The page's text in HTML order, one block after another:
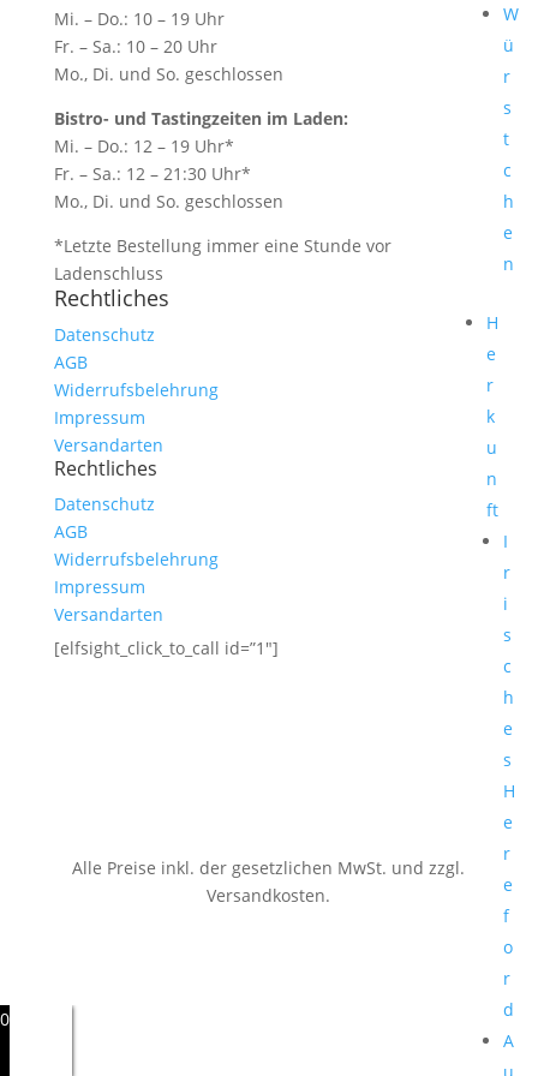
W
ü
r
s
t
c
h
e
n
H
e
r
k
u
n
ft
I
r
i
s
c
h
e
s
H
e
r
e
f
o
r
d
A
Mi. – Do.: 10 – 19 Uhr
Fr. – Sa.: 10 – 20 Uhr
Mo., Di. und So. geschlossen
Bistro- und Tastingzeiten im Laden:
Mi. – Do.: 12 – 19 Uhr*
Fr. – Sa.: 12 – 21:30 Uhr*
Mo., Di. und So. geschlossen
*Letzte Bestellung immer eine Stunde vor
Ladenschluss
Rechtliches
Datenschutz
AGB
Widerrufsbelehrung
Impressum
Versandarten
Rechtliches
Datenschutz
AGB
Widerrufsbelehrung
Impressum
Versandarten
[elfsight_click_to_call id=”1″]
Alle Preise inkl. der gesetzlichen MwSt. und zzgl.
Versandkosten.
0